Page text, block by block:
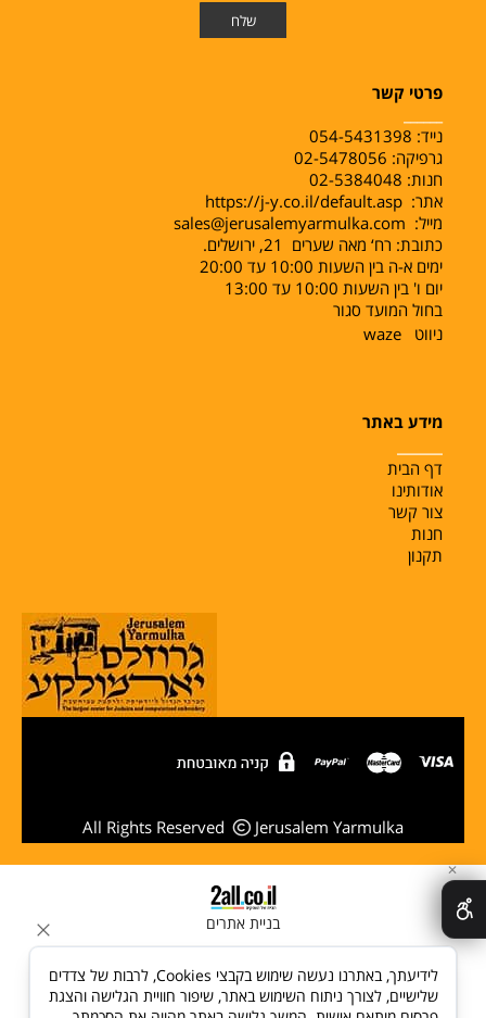
פרטי קשר
נייד: 054-5431398
גרפיקה: 02-5478056
חנות: 02-5384048
אתר: https://j-y.co.il/default.asp
מייל: sales@jerusalemyarmulka.com
כתובת: רח‘ מאה שערים 21, ירושלים.
ימים א-ה בין השעות 10:00 עד 20:00
יום ו' בין השעות 10:00 עד 13:00
בחול המועד סגור
ניווט
waze
מידע באתר
דף הבית
אודותינו
צור קשר
חנות
תקנון
All Rights Reserved Jerusalem Yarmulka
בניית אתרים
✕
לידיעתך, באתרנו נעשה שימוש בקבצי Cookies, לרבות של צדדים
שלישיים, לצורך ניתוח השימוש באתר, שיפור חוויית הגלישה והצגת